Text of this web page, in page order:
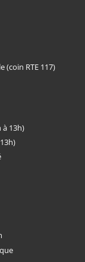
(coin RTE 117)
à 13h)